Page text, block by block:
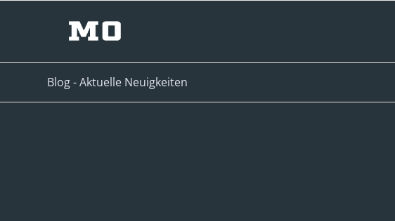
Blog - Aktuelle Neuigkeiten